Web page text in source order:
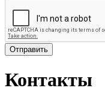
Отправить
Контакты